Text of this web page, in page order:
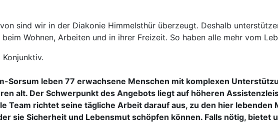
sind wir in der Diakonie Himmelsthür überzeugt. Deshalb
Wohnen, Arbeiten und in ihrer Freizeit. So haben alle mehr vom
Sorsum leben 77 erwachsene Menschen mit komplexen
alt. Der Schwerpunkt des Angebots liegt auf höheren
Team richtet seine tägliche Arbeit darauf aus, zu den hier
sie Sicherheit und Lebensmut schöpfen können. Falls nötig, bietet